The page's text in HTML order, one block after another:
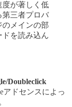
度が著しく低
第三者プロバ
メインの部
を読み込ん
Doubleclick
アドセンスによっ